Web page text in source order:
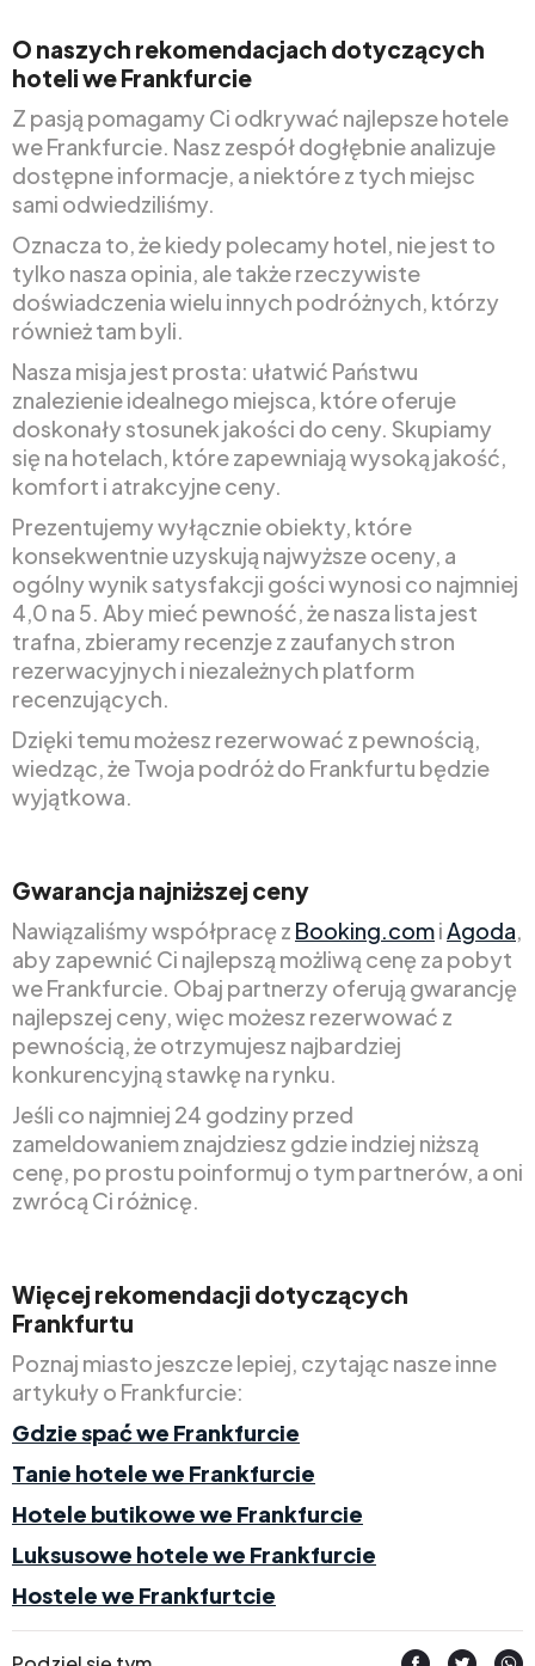
O naszych rekomendacjach dotyczących
hoteli we Frankfurcie
Z pasją pomagamy Ci odkrywać najlepsze hotele
we Frankfurcie. Nasz zespół dogłębnie analizuje
dostępne informacje, a niektóre z tych miejsc
sami odwiedziliśmy.
Oznacza to, że kiedy polecamy hotel, nie jest to
tylko nasza opinia, ale także rzeczywiste
doświadczenia wielu innych podróżnych, którzy
również tam byli.
Nasza misja jest prosta: ułatwić Państwu
znalezienie idealnego miejsca, które oferuje
doskonały stosunek jakości do ceny. Skupiamy
się na hotelach, które zapewniają wysoką jakość,
komfort i atrakcyjne ceny.
Prezentujemy wyłącznie obiekty, które
konsekwentnie uzyskują najwyższe oceny, a
ogólny wynik satysfakcji gości wynosi co najmniej
4,0 na 5. Aby mieć pewność, że nasza lista jest
trafna, zbieramy recenzje z zaufanych stron
rezerwacyjnych i niezależnych platform
recenzujących.
Dzięki temu możesz rezerwować z pewnością,
wiedząc, że Twoja podróż do Frankfurtu będzie
wyjątkowa.
Gwarancja najniższej ceny
Nawiązaliśmy współpracę z Booking.comiAgoda,
aby zapewnić Ci najlepszą możliwą cenę za pobyt
we Frankfurcie. Obaj partnerzy oferują gwarancję
najlepszej ceny, więc możesz rezerwować z
pewnością, że otrzymujesz najbardziej
konkurencyjną stawkę na rynku.
Jeśli co najmniej 24 godziny przed
zameldowaniem znajdziesz gdzie indziej niższą
cenę, po prostu poinformuj o tym partnerów, a oni
zwrócą Ci różnicę.
Więcej rekomendacji dotyczących
Frankfurtu
Poznaj miasto jeszcze lepiej, czytając nasze inne
artykuły o Frankfurcie:
Gdzie spać we Frankfurcie
Tanie hotele we Frankfurcie
Hotele butikowe we Frankfurcie
Luksusowe hotele we Frankfurcie
Hostele we Frankfurtcie